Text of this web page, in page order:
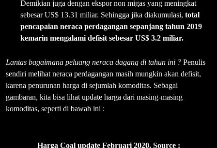
Demikian juga dengan ekspor non migas yang meningkat
sebesar US$ 13.31 miliar. Sehingga jika diakumulasi, total
pencapaian neraca perdagangan sepanjang tahun 2019
kemarin mengalami defisit sebesar US$ 3.2 miliar.
Lantas bagaimana peluang neraca dagang di tahun ini ? Penulis
sendiri melihat neraca perdagangan masih mungkin akan defisit,
karena penurunan harga di sejumlah komoditas. Sebagai
gambaran, kita bisa lihat update harga dari masing-masing
komoditas, seperti di bawah ini :
Harga Coal update Februari 2020. Source :